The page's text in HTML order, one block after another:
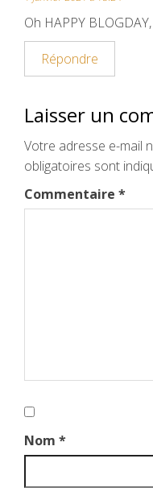
Oh HAPPY
Répondre
Laisser un
Votre adresse e-mail
obligatoires sont
Commentaire *
Nom *